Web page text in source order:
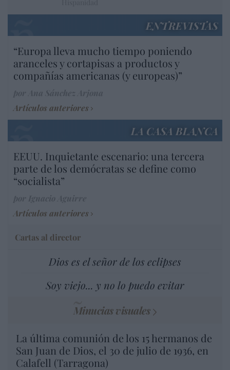
ENTREVISTAS
“Europa lleva mucho tiempo poniendo
aranceles y cortapisas a productos y
compañías americanas (y europeas)”
Artículos anteriores
LA CASA BLANCA
EEUU. Inquietante escenario: una tercera
parte de los demócratas se define como
“socialista”
Artículos anteriores
Cartas al director
Dios es el señor de los eclipses
Soy viejo... y no lo puedo evitar
Minucias visuales
La última comunión de los 15 hermanos de
San Juan de Dios, el 30 de julio de 1936, en
Calafell (Tarragona)